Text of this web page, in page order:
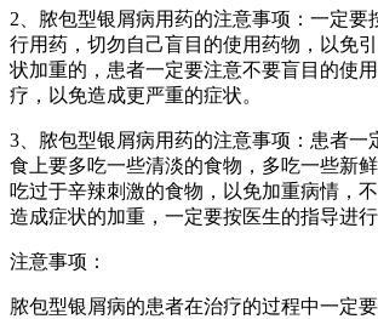
2、脓包型银屑病用药的注意事项：一定要
行用药，切勿自己盲目的使用药物，以免
状加重的，患者一定要注意不要盲目的使
疗，以免造成更严重的症状。
3、脓包型银屑病用药的注意事项：患者一
食上要多吃一些清淡的食物，多吃一些新
吃过于辛辣刺激的食物，以免加重病情，
造成症状的加重，一定要按医生的指导进行
注意事项：
脓包型银屑病的患者在治疗的过程中一定